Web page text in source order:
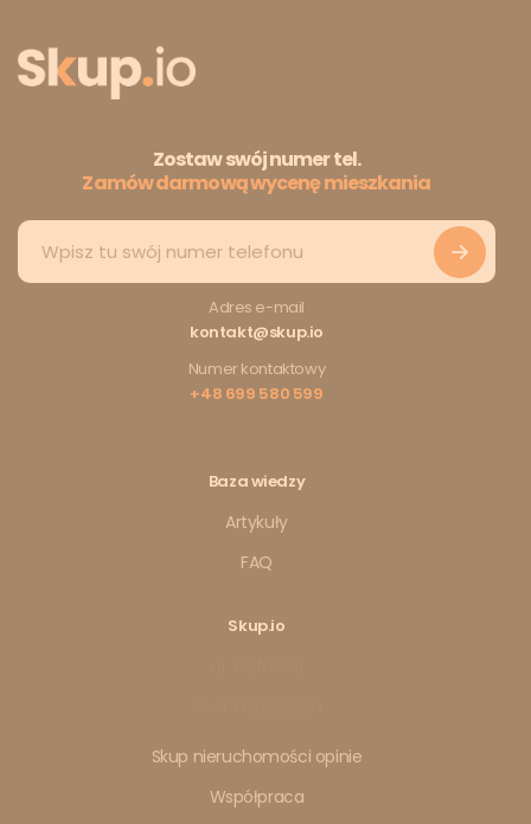
Zostaw swój numer tel.
Zamów darmową wycenę mieszkania
Adres e-mail
kontakt@skup.io
Numer kontaktowy
+48 699 580 599
Baza wiedzy
Artykuły
FAQ
Skup.io
Skup nieruchomości opinie
Współpraca